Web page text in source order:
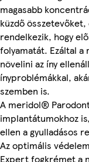
magasabb
küzdő
rendelkezik, hogy
folyamatát. Ezáltal
növelini az íny
ínyproblémákkal,
szemben is.
A meridol®
implantátumokhoz
ellen a gyulladásos
Az optimális
Expert fogkrémet a